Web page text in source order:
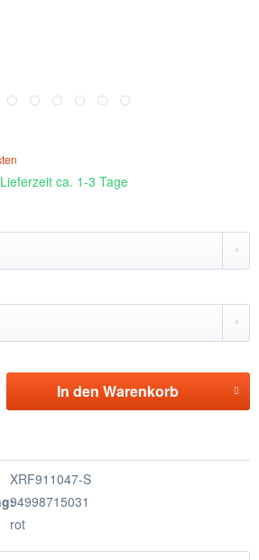
ca. 1-3 Tage
In den Warenkorb
XRF911047-S
94998715031
rot